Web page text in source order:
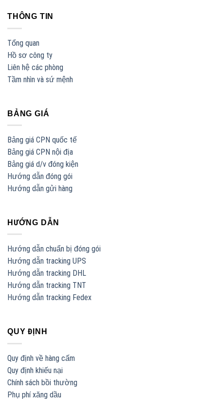
THÔNG TIN
Tổng quan
Hồ sơ công ty
Liên hệ các phòng
Tầm nhìn và sứ mệnh
BẢNG GIÁ
Bảng giá CPN quốc tế
Bảng giá CPN nội địa
Bảng giá d/v đóng kiện
Hướng dẫn đóng gói
Hướng dẫn gửi hàng
HƯỚNG DẪN
Hướng dẫn chuẩn bị đóng gói
Hướng dẫn tracking UPS
Hướng dẫn tracking DHL
Hướng dẫn tracking TNT
Hướng dẫn tracking Fedex
QUY ĐỊNH
Quy định về hàng cấm
Quy định khiếu nại
Chính sách bồi thường
Phụ phí xăng dầu